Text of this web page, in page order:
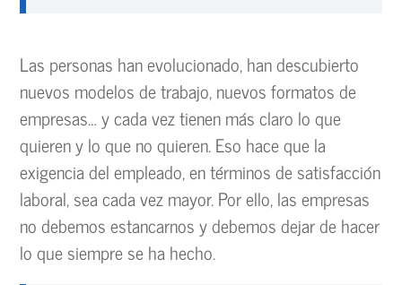
Las personas han evolucionado, han descubierto
nuevos modelos de trabajo, nuevos formatos de
empresas… y cada vez tienen más claro lo que
quieren y lo que no quieren. Eso hace que la
exigencia del empleado, en términos de satisfacción
laboral, sea cada vez mayor. Por ello, las empresas
no debemos estancarnos y debemos dejar de hacer
lo que siempre se ha hecho.